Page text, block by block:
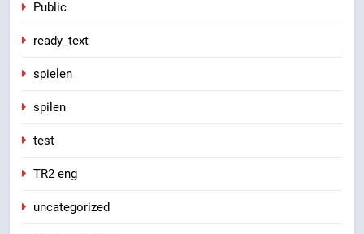
Public
ready_text
spielen
spilen
test
TR2 eng
uncategorized